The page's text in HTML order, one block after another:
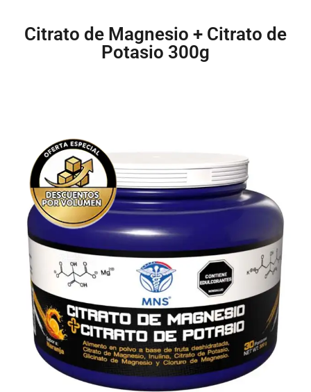
Citrato de Magnesio + Citrato de
Potasio 300g